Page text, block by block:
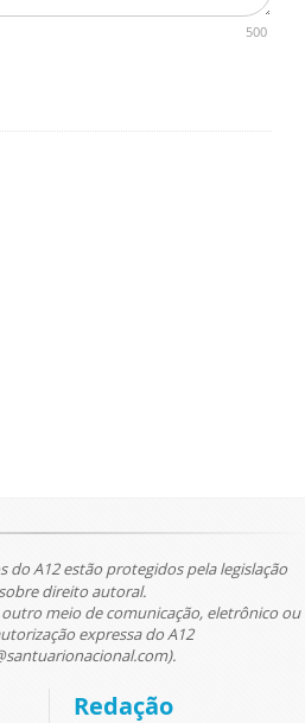
500
do A12 estão protegidos pela legislação
direito autoral.
meio de comunicação, eletrônico ou
expressa do A12
Redação